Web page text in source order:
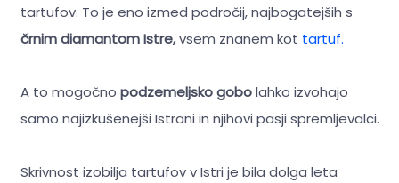
tartufov. To je eno izmed področij, najbogatejših s
črnim diamantom Istre,vsem znanem kot tartuf.
A to mogočno podzemeljsko gobolahko izvohajo
samo najizkušenejši Istrani in njihovi pasji spremljevalci.
Skrivnost izobilja tartufov v Istri je bila dolga leta